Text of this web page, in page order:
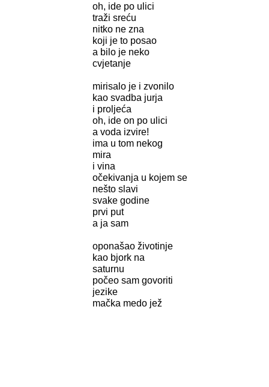
oh, ide po ulici
traži sreću
nitko ne zna
koji je to posao
a bilo je neko
cvjetanje
mirisalo je i zvonilo
kao svadba jurja
i proljeća
oh, ide on po ulici
a voda izvire!
ima u tom nekog
mira
i vina
očekivanja u kojem se
nešto slavi
svake godine
prvi put
a ja sam
oponašao životinje
kao bjork na
saturnu
počeo sam govoriti
jezike
mačka medo jež